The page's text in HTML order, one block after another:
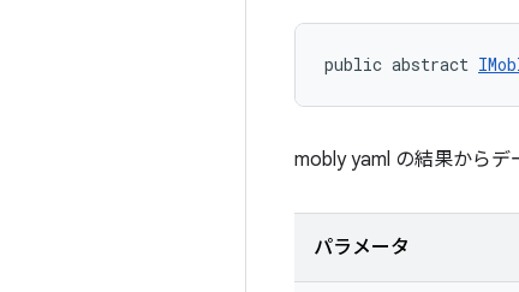
public abstract
mobly yaml の結果からデ
パラメータ